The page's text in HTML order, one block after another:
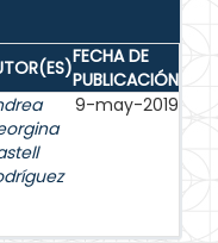
FECHA DE
PUBLICACIÓN
9-may-2019